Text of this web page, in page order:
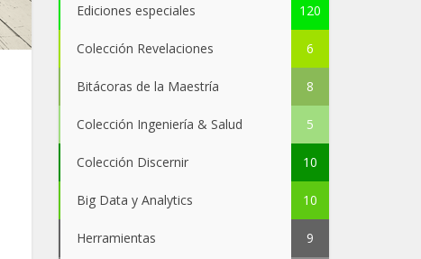
Ediciones especiales 120
Colección Revelaciones 6
Bitácoras de la Maestría 8
Colección Ingeniería & Salud 5
Colección Discernir 10
Big Data y Analytics 10
Herramientas 9